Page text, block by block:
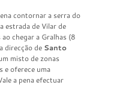
contornar a serra do
estrada de Vilar de
chegar a Gralhas (8
direcção de Santo
misto de zonas
e oferece uma
a pena efectuar